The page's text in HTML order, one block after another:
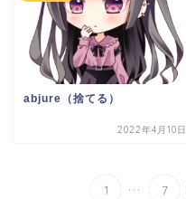
abjure（捨てる）
2022年4月10日
1 ... 7